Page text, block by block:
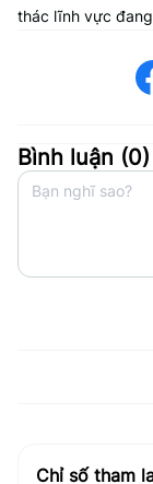
thác lĩnh vực
Bình luận (0)
Chỉ số tham